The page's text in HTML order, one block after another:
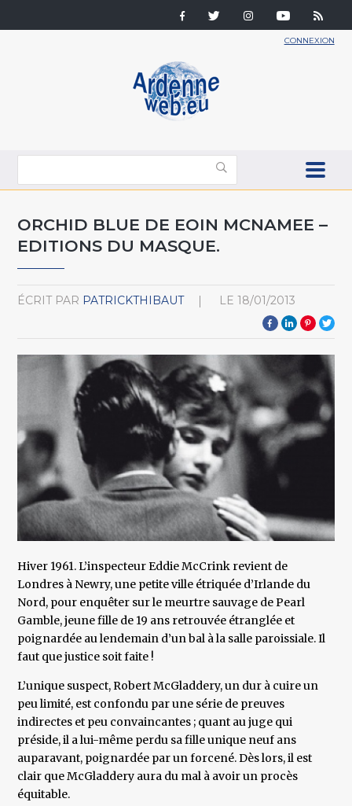
CONNEXION
ORCHID BLUE DE EOIN MCNAMEE –
EDITIONS DU MASQUE.
ÉCRIT PAR PATRICKTHIBAUT LE 18/01/2013
Hiver 1961. L’inspecteur Eddie McCrink revient de
Londres à Newry, une petite ville étriquée d’Irlande du
Nord, pour enquêter sur le meurtre sauvage de Pearl
Gamble, jeune fille de 19 ans retrouvée étranglée et
poignardée au lendemain d’un bal à la salle paroissiale. Il
faut que justice soit faite !
L’unique suspect, Robert McGladdery, un dur à cuire un
peu limité, est confondu par une série de preuves
indirectes et peu convaincantes ; quant au juge qui
préside, il a lui-même perdu sa fille unique neuf ans
auparavant, poignardée par un forcené. Dès lors, il est
clair que McGladdery aura du mal à avoir un procès
équitable.